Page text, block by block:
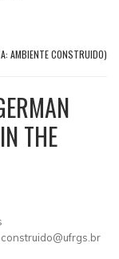
AMBIENTE CONSTRUIDO)
THE